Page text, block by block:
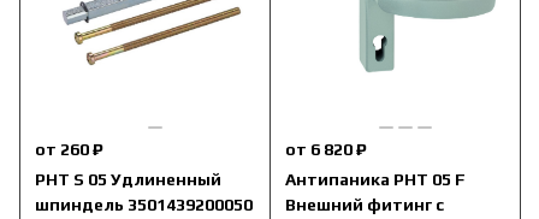
от 260 ₽
PHT S 05 Удлиненный
шпиндель 3501439200050
от 6 820 ₽
Антипаника PHT 05 F
Внешний фитинг с